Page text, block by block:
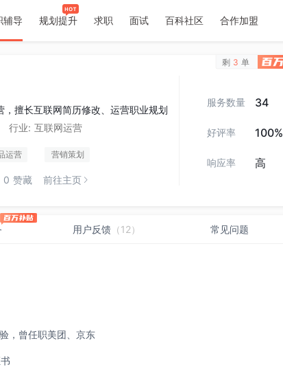
辅导 规划提升 求职 面试 百科社区 合作加盟
，擅长互联网简历修改、运营职业规划
行业: 互联网运营
运营 营销策划
商
0 赞藏 前往主页
剩 3 单
服务数量 34
好评率 100%
响应率 高
用户反馈（12） 常见问题
，曾任职美团、京东